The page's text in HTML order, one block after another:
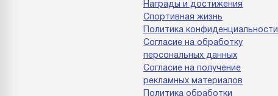
Награды и достижения
Спортивная жизнь
Политика конфиденциальности
Согласие на обработку
персональных данных
Согласие на получение
рекламных материалов
Политика обработки